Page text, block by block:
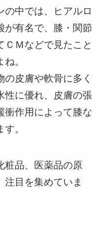
の中では、ヒアルロ
が有名で、膝・関節
ＣＭなどで見たこと
。
皮膚や軟骨に多く
性に優れ、皮膚の張
衝作用によって膝な
。
粧品、医薬品の原
注目を集めていま